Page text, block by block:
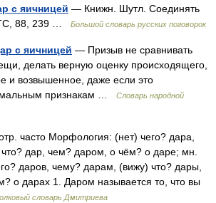
с яичницей — Книжн. Шутл. Соединять
88, 239 …
Большой словарь русских поговорок
с яичницей — Призыв не сравнивать
делать верную оценку происходящего,
и возвышенное, даже если это
признакам …
Словарь народной
часто Морфология: (нет) чего? дара,
дар, чем? даром, о чём? о даре; мн.
даров, чему? дарам, (вижу) что? дары,
о дарах 1. Даром называется то, что вы
словарь Дмитриева